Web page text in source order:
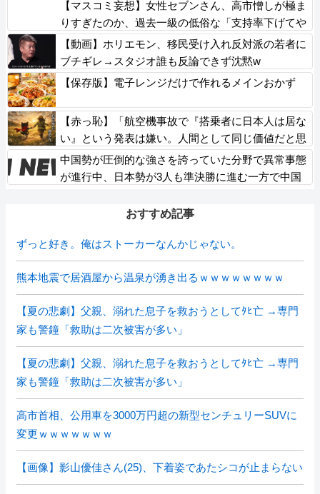
【マスコミ妄想】女性セブンさん、高市憎しが極ま
りすぎたのか、過去一級の低俗な「支持率下げてや
る」記事を配信してしまう 想像の10倍低俗
【動画】ホリエモン、移民受け入れ反対派の若者に
ブチギレ→スタジオ誰も反論できず沈黙w
【保存版】電子レンジだけで作れるメインおかず
【赤っ恥】「航空機事故で『搭乗者に日本人は居な
い』という発表は嫌い。人間として同じ価値だと思
う」→ツッコミ殺到も「自分が気に入らないと思っ
た」とノーダメージアピール
中国勢が圧倒的な強さを誇っていた分野で異常事態
が進行中、日本勢が3人も準決勝に進む一方で中国
おすすめ記事
ずっと好き。俺はストーカーなんかじゃない。
熊本地震で居酒屋から温泉が湧き出るｗｗｗｗｗｗｗｗ
【夏の悲劇】父親、溺れた息子を救おうとしてﾀﾋ亡 →専門
家も警鐘「救助は二次被害が多い」
【夏の悲劇】父親、溺れた息子を救おうとしてﾀﾋ亡 →専門
家も警鐘「救助は二次被害が多い」
高市首相、公用車を3000万円超の新型センチュリーSUVに
変更ｗｗｗｗｗｗｗ
【画像】影山優佳さん(25)、下着姿であたシコが止まらない